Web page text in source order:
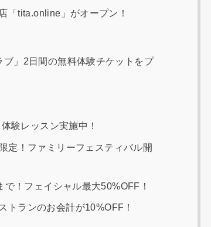
「tita.online」がオープン！
」2日間の無料体験チケットをプ
験レッスン実施中！
定！ファミリーフェスティバル開
！フェイシャル最大50%OFF！
トランのお会計が10%OFF！